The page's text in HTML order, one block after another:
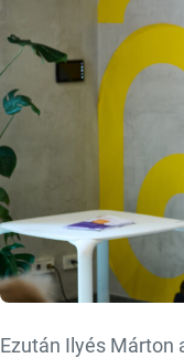
Ezután Ilyés Márton